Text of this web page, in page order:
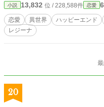
小説 13,832 位 / 228,588件 恋愛
恋愛 異世界 ハッピーエンド
レジーナ
20